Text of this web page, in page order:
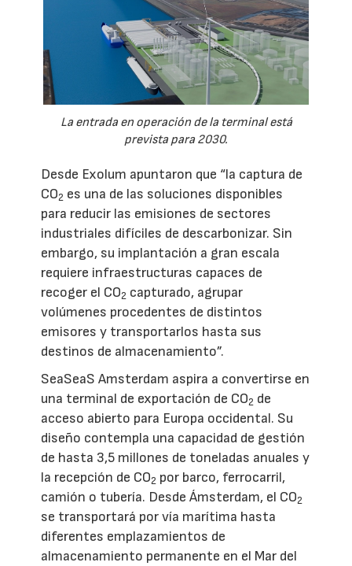
La entrada en operación de la terminal está
prevista para 2030.
Desde Exolum apuntaron que “la captura de
CO2 es una de las soluciones disponibles
para reducir las emisiones de sectores
industriales difíciles de descarbonizar. Sin
embargo, su implantación a gran escala
requiere infraestructuras capaces de
recoger el CO2 capturado, agrupar
volúmenes procedentes de distintos
emisores y transportarlos hasta sus
destinos de almacenamiento”.
SeaSeaS Amsterdam aspira a convertirse en
una terminal de exportación de CO2 de
acceso abierto para Europa occidental. Su
diseño contempla una capacidad de gestión
de hasta 3,5 millones de toneladas anuales y
la recepción de CO2 por barco, ferrocarril,
camión o tubería. Desde Ámsterdam, el CO2
se transportará por vía marítima hasta
diferentes emplazamientos de
almacenamiento permanente en el Mar del